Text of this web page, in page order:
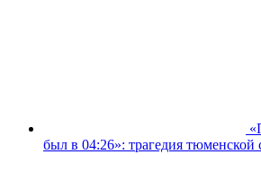
был в 04:26»: трагедия тюменской